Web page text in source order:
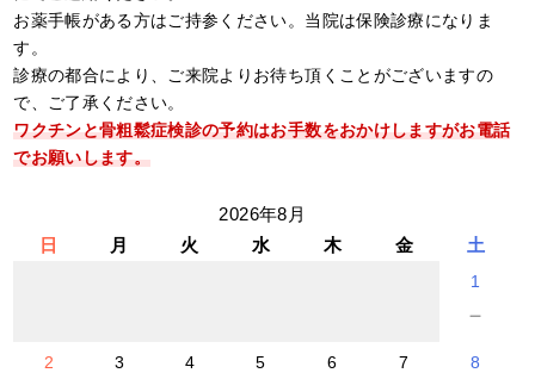
お薬手帳がある方はご持参ください。当院は保険診療になりま
す。
診療の都合により、ご来院よりお待ち頂くことがございますの
で、ご了承ください。
ワクチンと骨粗鬆症検診の予約はお手数をおかけしますがお電話
でお願いします。
2026年8月
日
月 火 水 木 金 土
1
－
2 3 4 5 6 7 8